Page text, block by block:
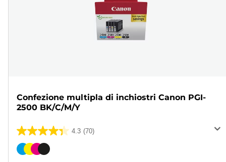
Confezione multipla di inchiostri Canon PGI-
2500 BK/C/M/Y
4.3 (70)
4.3
su
Cartuccia